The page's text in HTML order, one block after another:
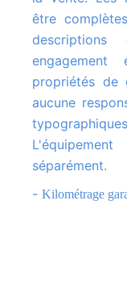
être
propriétés de
aucune
séparément.
Kilométrage